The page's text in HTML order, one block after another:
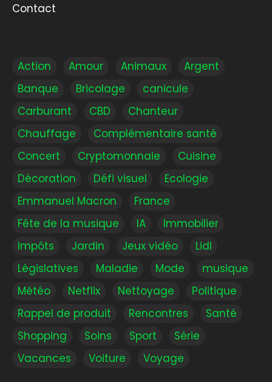
Contact
Action Amour Animaux
Argent
Banque
Bricolage
canicule
Carburant
CBD
Chanteur
Chauffage
Complémentaire santé
Concert
Cryptomonnaie
Cuisine
Décoration
Défi visuel
Ecologie
Emmanuel Macron
France
Fête de la musique
IA
Immobilier
Impôts
Jardin Jeux vidéo
Lidl
Législatives
Maladie Mode
musique
Météo
Netflix Nettoyage
Politique
Rappel de produit
Rencontres
Santé
Shopping
Soins Sport
Série
Vacances
Voiture Voyage